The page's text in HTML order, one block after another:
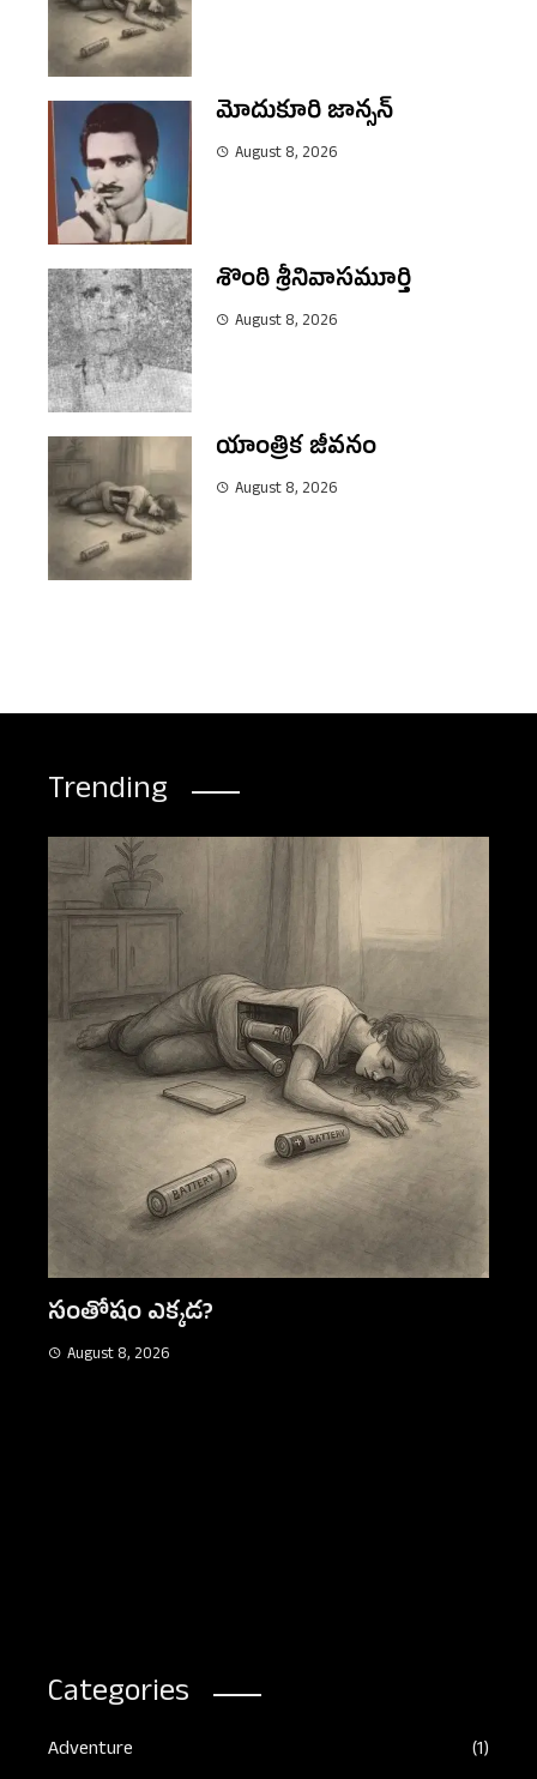
మోదుకూరి జాన్సన్
August 8, 2026
శొంఠి శ్రీనివాసమూర్తి
August 8, 2026
యాంత్రిక జీవనం
August 8, 2026
Trending
సంతోషం ఎక్కడ?
August 8, 2026
Categories
Adventure (1)